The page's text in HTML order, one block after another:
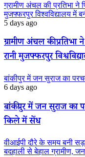
ग्रामीण अंचल की प्रतिभा ने
मुजफ्फरपुर विश्वविद्यालय में
5 days ago
ग्रामीण अंचल की प्रतिभा
रानी मुजफ्फरपुर
बांकीपुर में जन सुराज का
6 days ago
बांकीपुर में जन सुराज का
किले में सेंध
वीआईपी दौरे के समय बनी
बदहाली से बेहाल ग्रामीण,